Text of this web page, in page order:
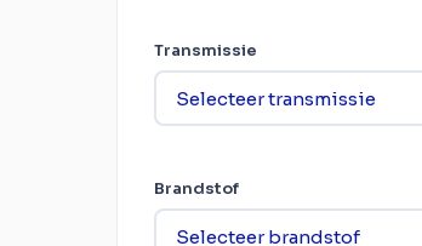
Transmissie
Brandstof